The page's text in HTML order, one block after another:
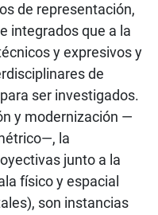
de representación,
integrados que a la
y expresivos y
de
ser investigados.
y modernización —
la
junto a la
físico y espacial
son instancias